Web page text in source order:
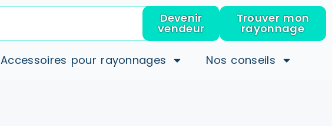
Devenir
vendeur
Trouver mon
rayonnage
Accessoires pour rayonnages Nos conseils